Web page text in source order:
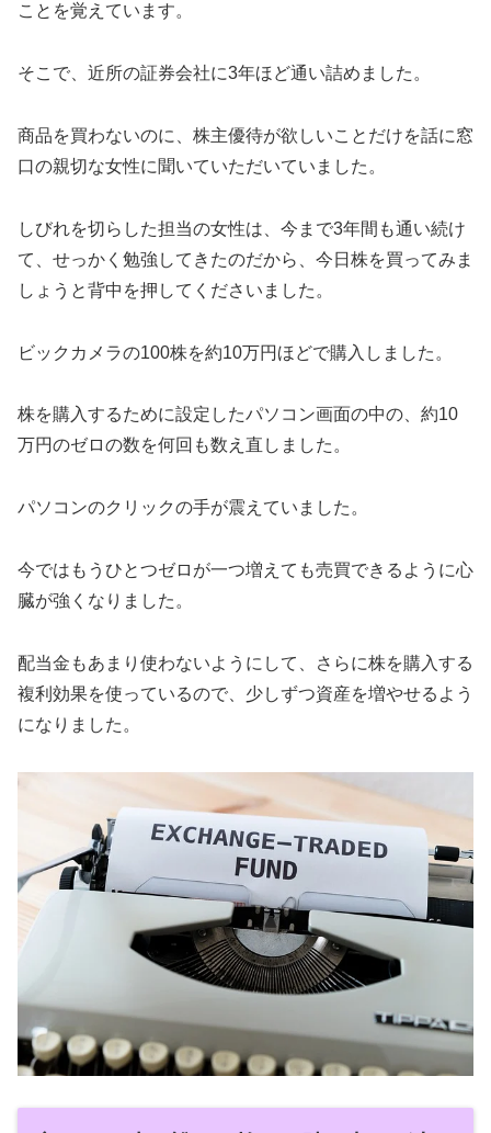
ことを覚えています。
そこで、近所の証券会社に3年ほど通い詰めました。
商品を買わないのに、株主優待が欲しいことだけを話に窓
口の親切な女性に聞いていただいていました。
しびれを切らした担当の女性は、今まで3年間も通い続け
て、せっかく勉強してきたのだから、今日株を買ってみま
しょうと背中を押してくださいました。
ビックカメラの100株を約10万円ほどで購入しました。
株を購入するために設定したパソコン画面の中の、約10
万円のゼロの数を何回も数え直しました。
パソコンのクリックの手が震えていました。
今ではもうひとつゼロが一つ増えても売買できるように心
臓が強くなりました。
配当金もあまり使わないようにして、さらに株を購入する
複利効果を使っているので、少しずつ資産を増やせるよう
になりました。